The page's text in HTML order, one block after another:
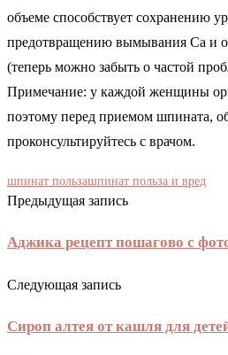
объеме способствует сохранению
предотвращению вымывания Са и
(теперь можно забыть о частой
Примечание: у каждой женщины
поэтому перед приемом шпината,
проконсультируйтесь с врачом.
шпинат пользашпинат польза и вред
Предыдущая запись
Аджика рецепт пошагово с
Следующая запись
Сироп алтея от кашля для